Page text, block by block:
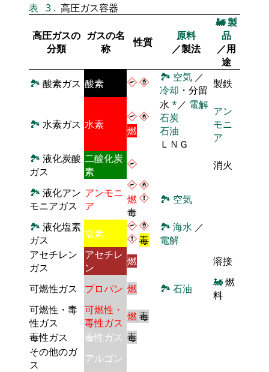
表 3 . 高圧ガス容器
高圧ガスの
分類
ガスの名
称
性質
原料
／製法
🚂製
品
／用
途
🏞 酸素ガス 酸素 🏞 空気 ／
冷却 ・分留 製鉄
🏞 水素ガス 水素 燃
水 *／ 電解
石炭
石油
ＬＮＧ
アン
モニ
ア
🏞 液化炭酸
ガス
二酸化炭
素
消火
🏞 液化アン
モニアガス
アンモニ
ア
燃
毒
🏞 空気
🏞 液化塩素
ガス
塩素 毒
🏞 海水 ／
電解
アセチレン
ガス
アセチレ
ン
燃 溶接
可燃性ガス プロパン 燃 🏞 石油 🚂燃
料
可燃性・毒
性ガス
可燃性・
毒性ガス 燃毒
毒性ガス
毒性ガス 毒
その他のガ
ス
アルゴン